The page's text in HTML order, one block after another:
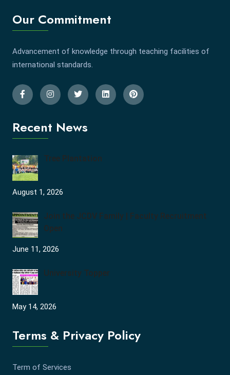
Our Commitment
Advancement of knowledge through teaching facilities of
international standards.
Recent News
Tree Plantation
August 1, 2026
Join the JCDV Family | Faculty Recruitment
Open
June 11, 2026
University Topper
May 14, 2026
Terms & Privacy Policy
Term of Services